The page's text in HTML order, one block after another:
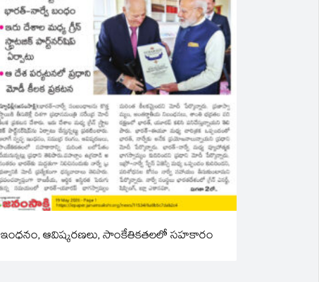
ఇంధనం, ఆవిష్కరణలు, సాంకేతికతలలో సహకారం